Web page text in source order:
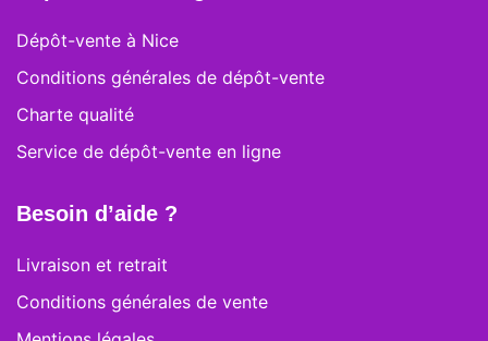
Dépôt-vente à Nice
Conditions générales de dépôt-vente
Charte qualité
Service de dépôt-vente en ligne
Besoin d’aide ?
Livraison et retrait
Conditions générales de vente